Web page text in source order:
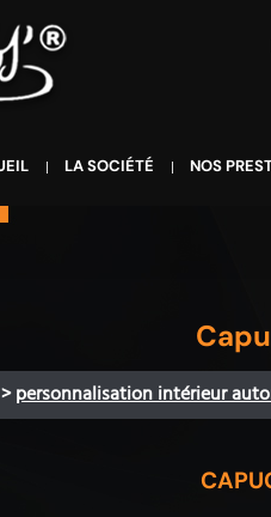
LA SOCIÉTÉ NOS
>personnalisation intérieur